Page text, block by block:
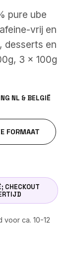
pure ube
vrij en
desserts en
3 x 100g
NL & BELGIË
FORMAAT
CHECKOUT
ca. 10-12